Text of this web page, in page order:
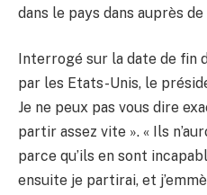
dans le pays dans auprès
Interrogé sur la date de fin
par les Etats-Unis, le
Je ne peux pas vous dire
partir assez vite ». « Ils
parce qu’ils en sont
ensuite je partirai, et